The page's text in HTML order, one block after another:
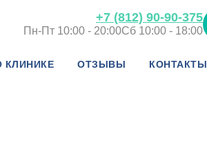
+7 (812) 90-90-375
Пн-Пт 10:00 - 20:00Сб 10:00 - 18:00
КЛИНИКЕ ОТЗЫВЫ КОНТАКТЫ